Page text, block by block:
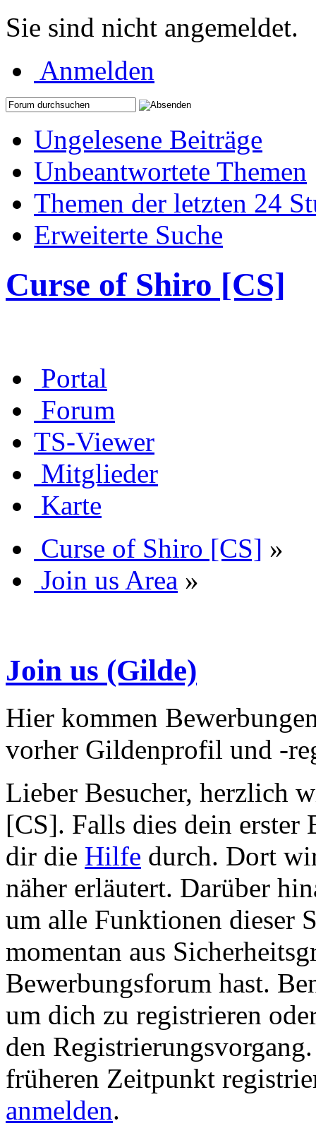
Sie sind nicht angemeldet.
Anmelden
Ungelesene Beiträge
Unbeantwortete Themen
Themen der letzten 24
Erweiterte Suche
Curse of Shiro [CS]
Portal
Forum
TS-Viewer
Mitglieder
Karte
Curse of Shiro [CS] »
Join us Area »
Join us (Gilde)
Hier kommen
vorher Gildenprofil und -
Lieber Besucher, herzlich
[CS]. Falls dies dein erster
dir die Hilfe durch. Dort
näher erläutert. Darüber
um alle Funktionen dieser
momentan aus
Bewerbungsforum hast.
um dich zu registrieren
den
früheren Zeitpunkt
anmelden.